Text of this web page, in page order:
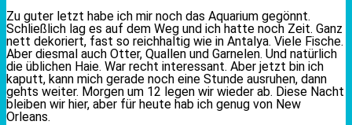
Zu guter letzt habe ich mir noch das Aquarium gegönnt.
Schließlich lag es auf dem Weg und ich hatte noch Zeit. Ganz
nett dekoriert, fast so reichhaltig wie in Antalya. Viele Fische.
Aber diesmal auch Otter, Quallen und Garnelen. Und natürlich
die üblichen Haie. War recht interessant. Aber jetzt bin ich
kaputt, kann mich gerade noch eine Stunde ausruhen, dann
gehts weiter. Morgen um 12 legen wir wieder ab. Diese Nacht
bleiben wir hier, aber für heute hab ich genug von New
Orleans.